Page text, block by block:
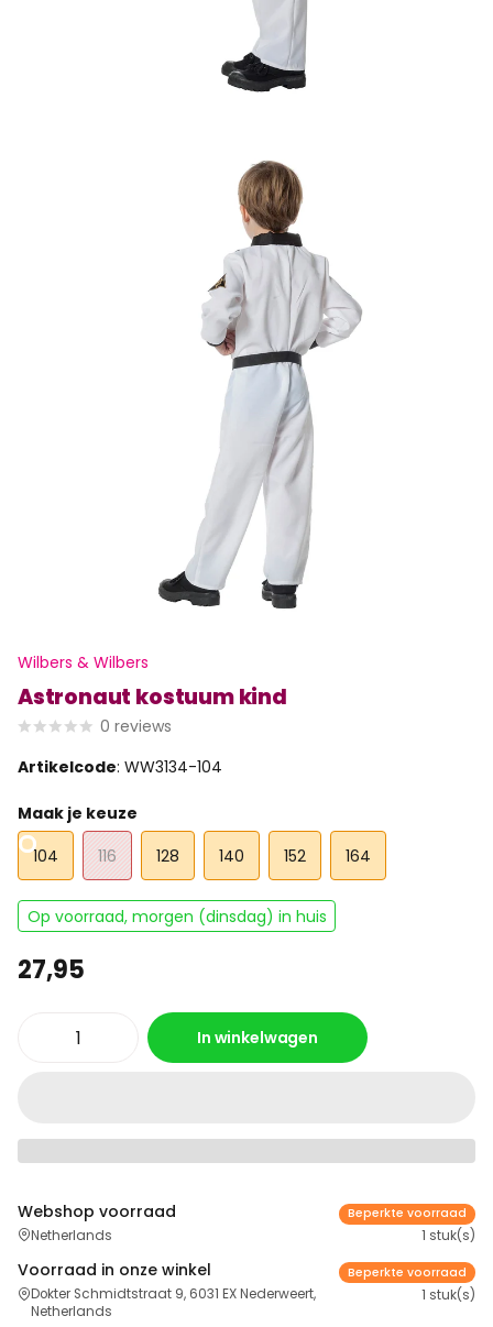
Wilbers & Wilbers
Astronaut kostuum kind
0 reviews
Artikelcode: WW3134-104
Maak je keuze
104
116 128 140 152 164
Op voorraad, morgen (dinsdag) in huis
27,95
In winkelwagen
Webshop voorraad
Netherlands
Beperkte voorraad
1 stuk(s)
Voorraad in onze winkel
Dokter Schmidtstraat 9, 6031 EX Nederweert,
Netherlands
Beperkte voorraad
1 stuk(s)